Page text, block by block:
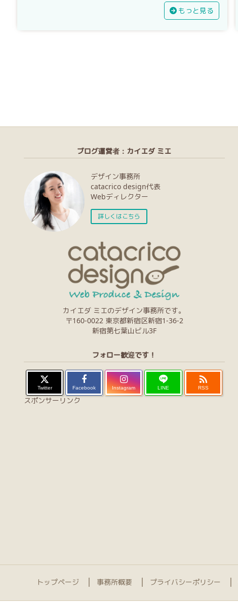
もっと見る
ブログ運営者：カイエダ ミエ
デザイン事務所
catacrico design代表
Webディレクター
詳しくはこちら
カイエダ ミエのデザイン事務所です。
〒160-0022 東京都新宿区新宿1-36-2
新宿第七葉山ビル3F
フォロー歓迎です！
Twitter Facebook Instagram LINE

RSS
スポンサーリンク
トップページ 事務所概要 プライバシーポリシー